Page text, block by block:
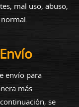
mal uso, abuso,
envío para
más
se